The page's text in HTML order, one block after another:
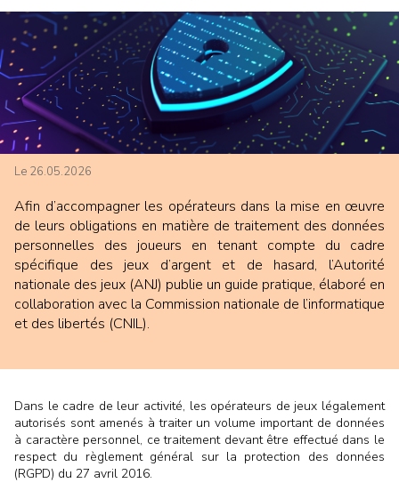
Le 26.05.2026
Afin d’accompagner les opérateurs dans la mise en œuvre
de leurs obligations en matière de traitement des données
personnelles des joueurs en tenant compte du cadre
spécifique des jeux d’argent et de hasard, l’Autorité
nationale des jeux (ANJ) publie un guide pratique, élaboré en
collaboration avec la Commission nationale de l’informatique
et des libertés (CNIL).
Dans le cadre de leur activité, les opérateurs de jeux légalement
autorisés sont amenés à traiter un volume important de données
à caractère personnel, ce traitement devant être effectué dans le
respect du règlement général sur la protection des données
(RGPD) du 27 avril 2016.